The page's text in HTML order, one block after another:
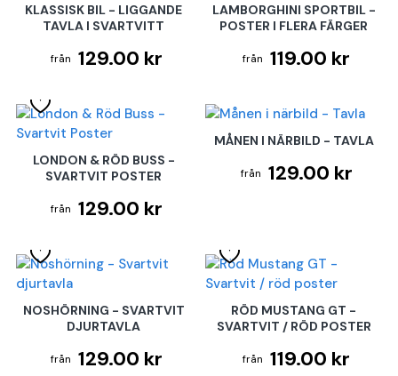
KLASSISK BIL - LIGGANDE
TAVLA I SVARTVITT
129.00 kr
LAMBORGHINI SPORTBIL -
POSTER I FLERA FÄRGER
119.00 kr
LONDON & RÖD BUSS -
SVARTVIT POSTER
129.00 kr
MÅNEN I NÄRBILD - TAVLA
129.00 kr
NOSHÖRNING - SVARTVIT
DJURTAVLA
129.00 kr
RÖD MUSTANG GT -
SVARTVIT / RÖD POSTER
119.00 kr